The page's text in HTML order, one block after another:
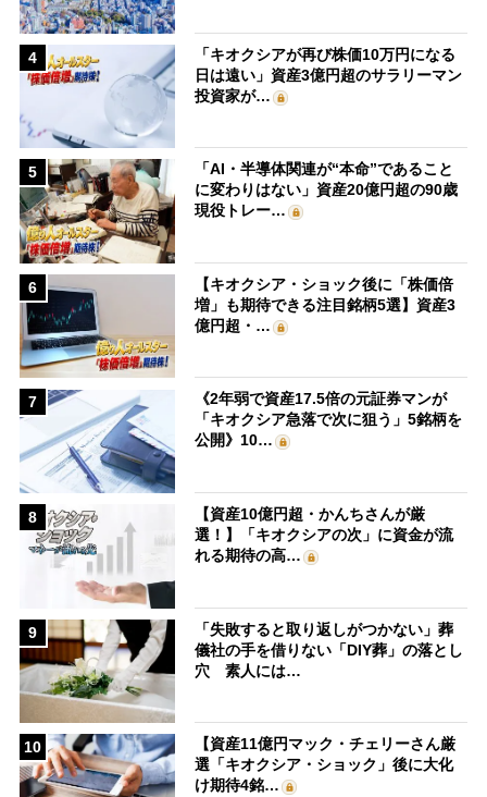
4
「キオクシアが再び株価10万円になる
日は遠い」資産3億円超のサラリーマン
投資家が…
5
「AI・半導体関連が“本命”であること
に変わりはない」資産20億円超の90歳
現役トレー…
6
【キオクシア・ショック後に「株価倍
増」も期待できる注目銘柄5選】資産3
億円超・…
7
《2年弱で資産17.5倍の元証券マンが
「キオクシア急落で次に狙う」5銘柄を
公開》10…
8
【資産10億円超・かんちさんが厳
選！】「キオクシアの次」に資金が流
れる期待の高…
9
「失敗すると取り返しがつかない」葬
儀社の手を借りない「DIY葬」の落とし
穴 素人には…
10
【資産11億円マック・チェリーさん厳
選「キオクシア・ショック」後に大化
け期待4銘…